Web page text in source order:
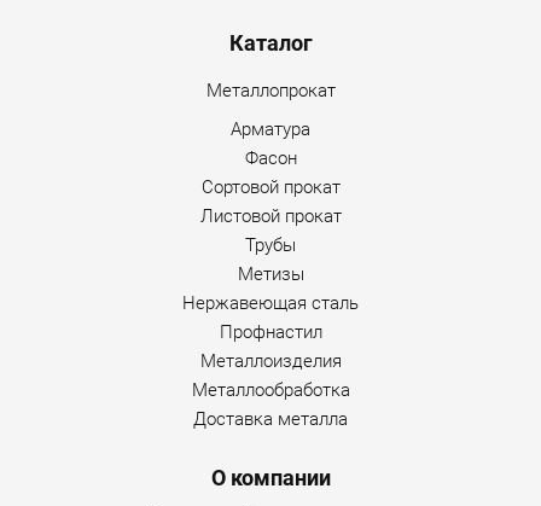
Каталог
Металлопрокат
Арматура
Фасон
Сортовой прокат
Листовой прокат
Трубы
Метизы
Нержавеющая сталь
Профнастил
Металлоизделия
Металлообработка
Доставка металла
О компании